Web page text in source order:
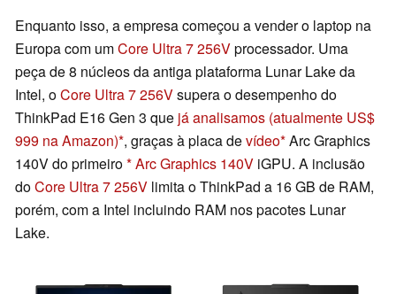
Enquanto isso, a empresa começou a vender o laptop na
Europa com umCore Ultra 7 256Vprocessador. Uma
peça de 8 núcleos da antiga plataforma Lunar Lake da
Intel, oCore Ultra 7 256Vsupera o desempenho do
ThinkPad E16 Gen 3 que já analisamos (atualmente US$
999 na Amazon) , graças à placa devídeo Arc Graphics
140V do primeiro
Arc Graphics 140V iGPU. A inclusão
doCore Ultra 7 256V limita o ThinkPad a 16 GB de RAM,
porém, com a Intel incluindo RAM nos pacotes Lunar
Lake.